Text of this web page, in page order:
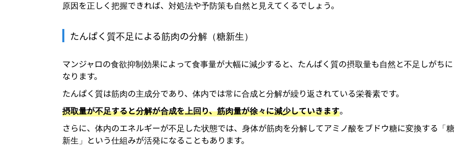
原因を正しく把握できれば、対処法や予防策も自然と見えてくるでしょう。
たんぱく質不足による筋肉の分解（糖新生）
マンジャロの食欲抑制効果によって食事量が大幅に減少すると、たんぱく質の摂取量も自然と不足しがちに
なります。
たんぱく質は筋肉の主成分であり、体内では常に合成と分解が繰り返されている栄養素です。
摂取量が不足すると分解が合成を上回り、筋肉量が徐々に減少していきます。
さらに、体内のエネルギーが不足した状態では、身体が筋肉を分解してアミノ酸をブドウ糖に変換する「糖
新生」という仕組みが活発になることもあります。